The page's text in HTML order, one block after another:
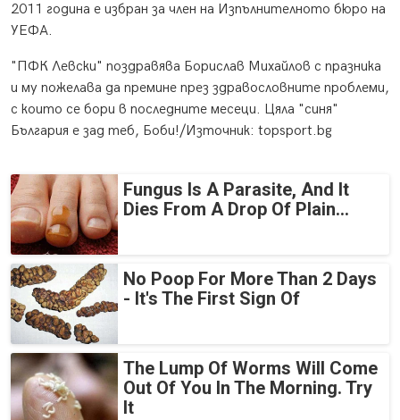
2011 година е избран за член на Изпълнителното бюро на
УЕФА.
"ПФК Левски" поздравява Борислав Михайлов с празника
и му пожелава да премине през здравословните проблеми,
с които се бори в последните месеци. Цяла "синя"
България е зад теб, Боби!/Източник: topsport.bg
Fungus Is A Parasite, And It
Dies From A Drop Of Plain...
No Poop For More Than 2 Days
- It's The First Sign Of
The Lump Of Worms Will Come
Out Of You In The Morning. Try
It